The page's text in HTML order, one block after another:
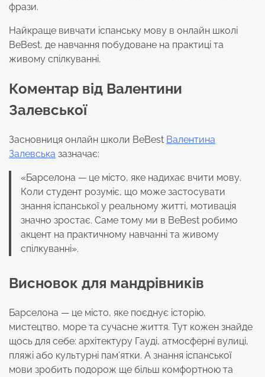
фрази.
Найкраще вивчати іспанську мову в онлайн школі
BeBest, де навчання побудоване на практиці та
живому спілкуванні.
Коментар від Валентини
Залевської
Засновниця онлайн школи BeBest Валентина
Залевська зазначає:
«Барселона — це місто, яке надихає вчити мову.
Коли студент розуміє, що може застосувати
знання іспанської у реальному житті, мотивація
значно зростає. Саме тому ми в BeBest робимо
акцент на практичному навчанні та живому
спілкуванні».
Висновок для мандрівників
Барселона — це місто, яке поєднує історію,
мистецтво, море та сучасне життя. Тут кожен знайде
щось для себе: архітектуру Гауді, атмосферні вулиці,
пляжі або культурні пам’ятки. А знання іспанської
мови зробить подорож ще більш комфортною та